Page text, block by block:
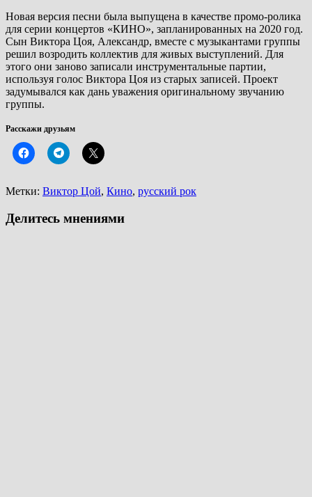
Новая версия песни была выпущена в качестве промо-ролика
для серии концертов «КИНО», запланированных на 2020 год.
Сын Виктора Цоя, Александр, вместе с музыкантами группы
решил возродить коллектив для живых выступлений. Для
этого они заново записали инструментальные партии,
используя голос Виктора Цоя из старых записей. Проект
задумывался как дань уважения оригинальному звучанию
группы.
Расскажи друзьям
Метки: Виктор Цой, Кино, русский рок
Делитесь мнениями